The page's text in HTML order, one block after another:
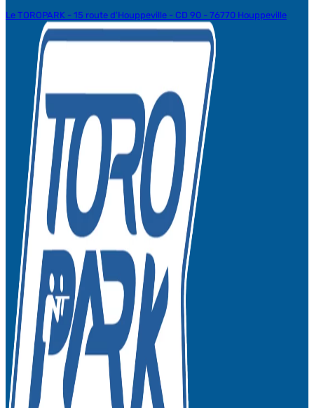
Le TOROPARK - 15 route d'Houppeville - CD 90 - 76770 Houppeville